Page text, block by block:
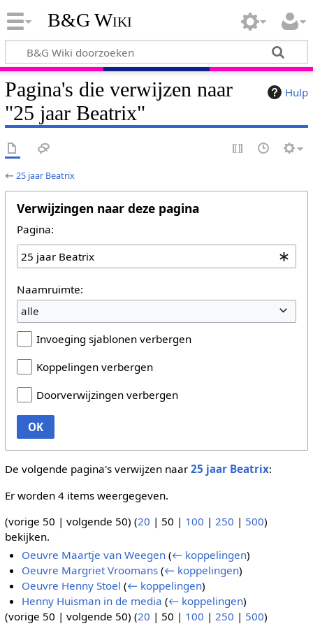
B&G Wiki
Hulp
Pagina's die verwijzen naar
"25 jaar Beatrix"
←25 jaar Beatrix
Verwijzingen naar deze pagina
Pagina:
Naamruimte:
alle
Invoeging sjablonen verbergen
Koppelingen verbergen
Doorverwijzingen verbergen
OK
De volgende pagina's verwijzen naar 25 jaar Beatrix:
Er worden 4 items weergegeven.
(vorige 50 | volgende 50) (20 | 50 | 100 | 250 | 500)
bekijken.
Oeuvre Maartje van Weegen (← koppelingen)
Oeuvre Margriet Vroomans (← koppelingen)
Oeuvre Henny Stoel (← koppelingen)
Henny Huisman in de media (← koppelingen)
(vorige 50 | volgende 50) (20 | 50 | 100 | 250 | 500)